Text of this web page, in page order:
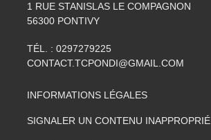
1 RUE STANISLAS LE COMPAGNON
56300 PONTIVY
TÉL. : 0297279225
CONTACT.TCPONDI@GMAIL.COM
INFORMATIONS LÉGALES
SIGNALER UN CONTENU INAPPROPRIÉ